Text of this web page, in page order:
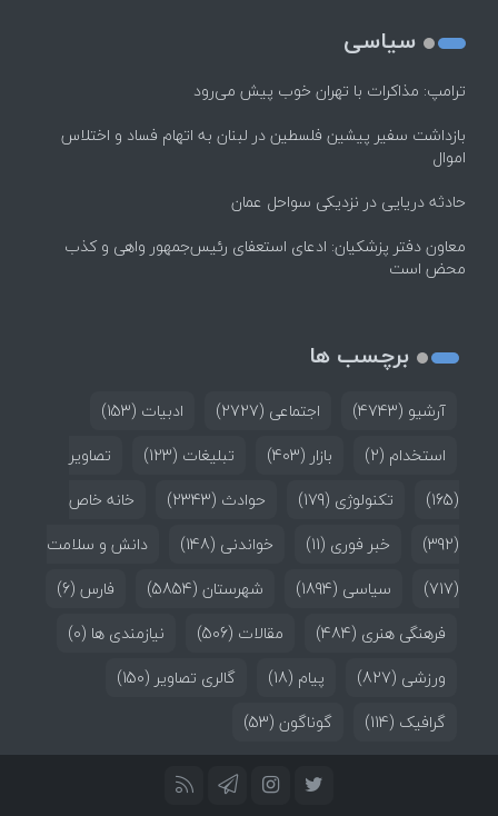
سیاسی
ترامپ: مذاکرات با تهران خوب پیش می‌رود
بازداشت سفیر پیشین فلسطین در لبنان به اتهام فساد و اختلاس
اموال
حادثه دریایی در نزدیکی سواحل عمان
معاون دفتر پزشکیان: ادعای استعفای رئیس‌جمهور واهی و کذب
محض است
برچسب ها
آرشیو (4743) اجتماعی (2727) ادبیات (153)
استخدام (2) بازار (403) تبلیغات (123)
تصاویر
(165)
تکنولوژی (179) حوادث (2343)
خانه خاص
(392)
خبر فوری (11) خواندنی (148)
دانش و سلامت
(717)
سیاسی (1894) شهرستان (5854) فارس (6)
فرهنگی هنری (484) مقالات (506) نیازمندی ها (0)
ورزشی (827) پیام (18) گالری تصاویر (150)
گرافیک (114) گوناگون (53)